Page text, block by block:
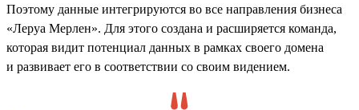
Поэтому данные интегрируются во все направления бизнеса
«Леруа Мерлен». Для этого создана и расширяется команда,
которая видит потенциал данных в рамках своего домена
и развивает его в соответствии со своим видением.